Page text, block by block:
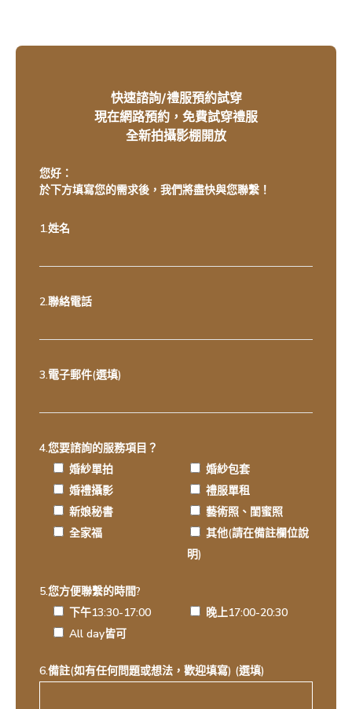
快速諮詢/禮服預約試穿
現在網路預約，免費試穿禮服
全新拍攝影棚開放
您好：
於下方填寫您的需求後，我們將盡快與您聯繫！
1.姓名
2.聯絡電話
3.電子郵件(選填)
4.您要諮詢的服務項目？
婚紗單拍
婚紗包套
婚禮攝影
禮服單租
新娘秘書
藝術照、閨蜜照
全家福
其他(請在備註欄位說
明)
5.您方便聯繫的時間?
下午13:30-17:00
晚上17:00-20:30
All day皆可
6.備註(如有任何問題或想法，歡迎填寫) (選填)